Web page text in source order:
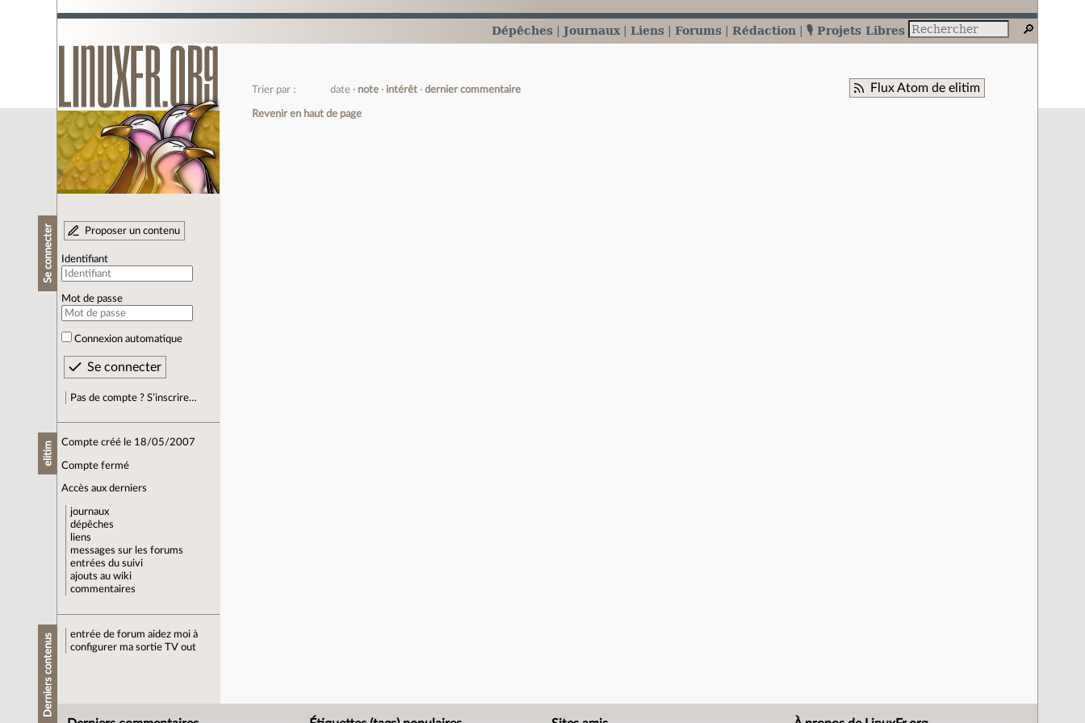
Dépêches Journaux Liens Forums Rédaction 🎙️ Projets Libres
Se connecter Proposer un contenu
Identifiant
Mot de passe
Connexion automatique
Pas de compte ? S’inscrire…
elitim Compte créé le 18/05/2007
Compte fermé
Accès aux derniers
journaux
dépêches
liens
messages sur les forums
entrées du suivi
ajouts au wiki
commentaires
Derniers contenus entrée de forum aidez moi à
configurer ma sortie TV out
Flux Atom de elitim
Trier par : date note intérêt dernier commentaire
Revenir en haut de page